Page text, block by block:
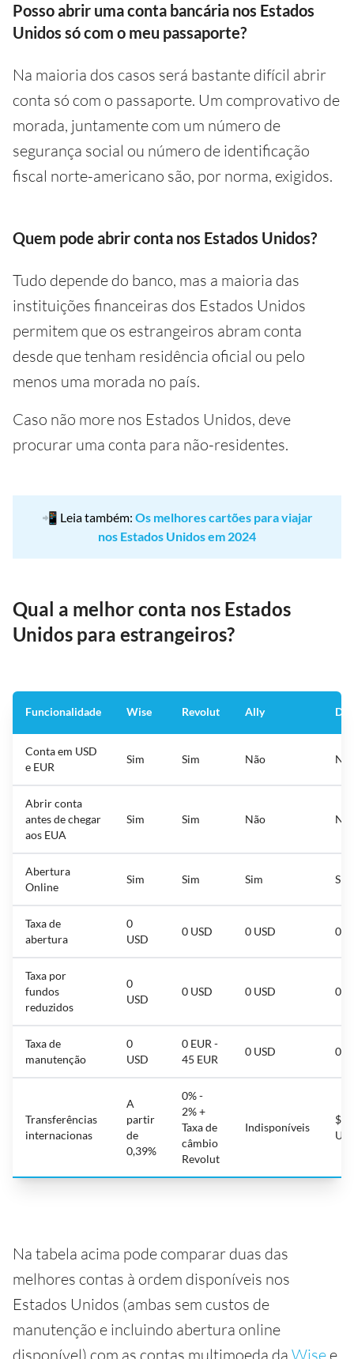
Posso abrir uma conta bancária nos Estados
Unidos só com o meu passaporte?
Na maioria dos casos será bastante difícil abrir
conta só com o passaporte. Um comprovativo de
morada, juntamente com um número de
segurança social ou número de identificação
fiscal norte-americano são, por norma, exigidos.
Quem pode abrir conta nos Estados Unidos?
Tudo depende do banco, mas a maioria das
instituições financeiras dos Estados Unidos
permitem que os estrangeiros abram conta
desde que tenham residência oficial ou pelo
menos uma morada no país.
Caso não more nos Estados Unidos, deve
procurar uma conta para não-residentes.
📲 Leia também: Os melhores cartões para viajar
nos Estados Unidos em 2024
Qual a melhor conta nos Estados
Unidos para estrangeiros?
Funcionalidade Wise Revolut Ally
Conta em USD
e EUR
Sim Sim Não
Abrir conta
antes de chegar
aos EUA
Sim Sim Não
Abertura
Online
Sim Sim Sim Sim
Taxa de
abertura
0
USD
0 USD 0 USD 0
Taxa por
fundos
reduzidos
0
USD
0 USD 0 USD 0
Taxa de
manutenção
0
USD
0 EUR -
45 EUR
0 USD 0
Transferências
internacionas
A
partir
de
0,39%
0% -
2% +
Taxa de
câmbio
Revolut
Indisponíveis
$
Na tabela acima pode comparar duas das
melhores contas à ordem disponíveis nos
Estados Unidos (ambas sem custos de
manutenção e incluindo abertura online
disponível) com as contas multimoeda da Wise e